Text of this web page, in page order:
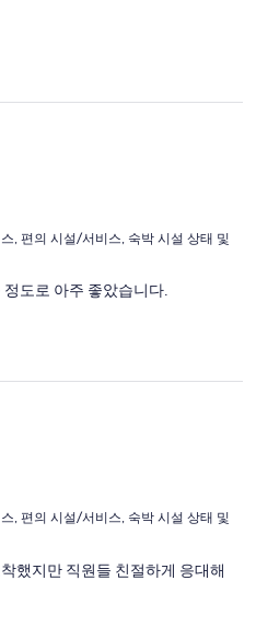
, 편의 시설/서비스, 숙박 시설 상태 및
도로 아주 좋았습니다.
, 편의 시설/서비스, 숙박 시설 상태 및
했지만 직원들 친절하게 응대해